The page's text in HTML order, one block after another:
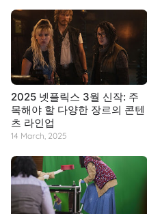
2025 넷플릭스 3월 신작: 주
목해야 할 다양한 장르의 콘텐
츠 라인업
14 March, 2025